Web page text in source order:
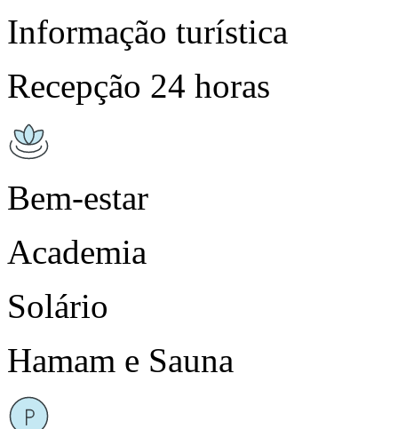
Informação turística
Recepção 24 horas
Bem-estar
Academia
Solário
Hamam e Sauna